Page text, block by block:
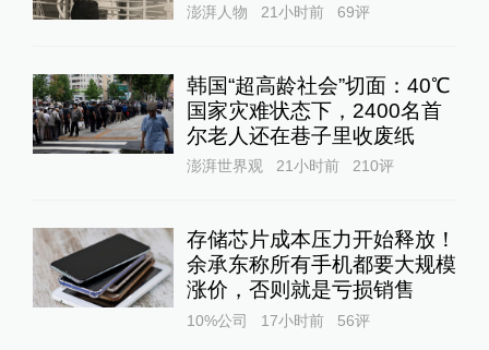
澎湃人物 21小时前 69评
韩国“超高龄社会”切面：40℃
国家灾难状态下，2400名首
尔老人还在巷子里收废纸
澎湃世界观 21小时前 210评
存储芯片成本压力开始释放！
余承东称所有手机都要大规模
涨价，否则就是亏损销售
10%公司 17小时前 56评